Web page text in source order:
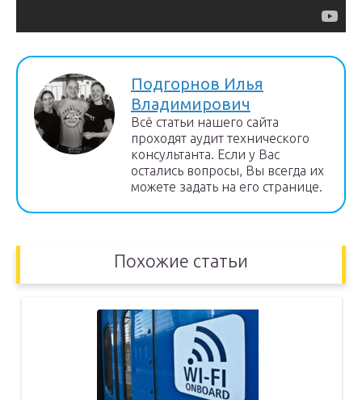
Подгорнов Илья
Владимирович
Всё статьи нашего сайта
проходят аудит технического
консультанта. Если у Вас
остались вопросы, Вы всегда их
можете задать на его странице.
Похожие статьи